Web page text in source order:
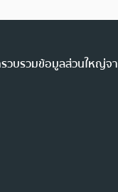
บรวมข้อมูลส่วนใหญ่